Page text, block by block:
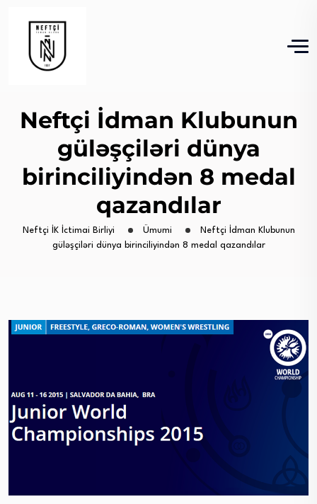
Neftçi İdman Klubunun
güləşçiləri dünya
birinciliyindən 8 medal
qazandılar
Neftçi İK İctimai Birliyi Ümumi
Neftçi İdman Klubunun
güləşçiləri dünya birinciliyindən 8 medal qazandılar